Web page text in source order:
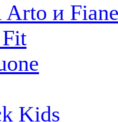
Arto и
Kids